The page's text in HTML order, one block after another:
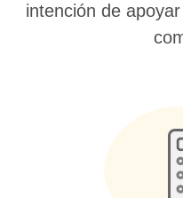
intención de